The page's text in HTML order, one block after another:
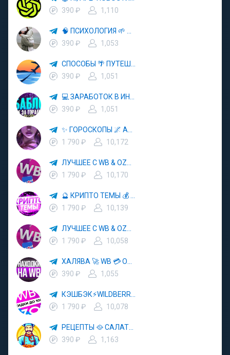
390 ₽
1,110
390 ₽
1,053
390 ₽
1,051
390 ₽
1,051
1 790 ₽
10,172
1 790 ₽
10,170
1 790 ₽
10,139
1 790 ₽
10,058
390 ₽
1,055
1 790 ₽
10,078
390 ₽
1,163